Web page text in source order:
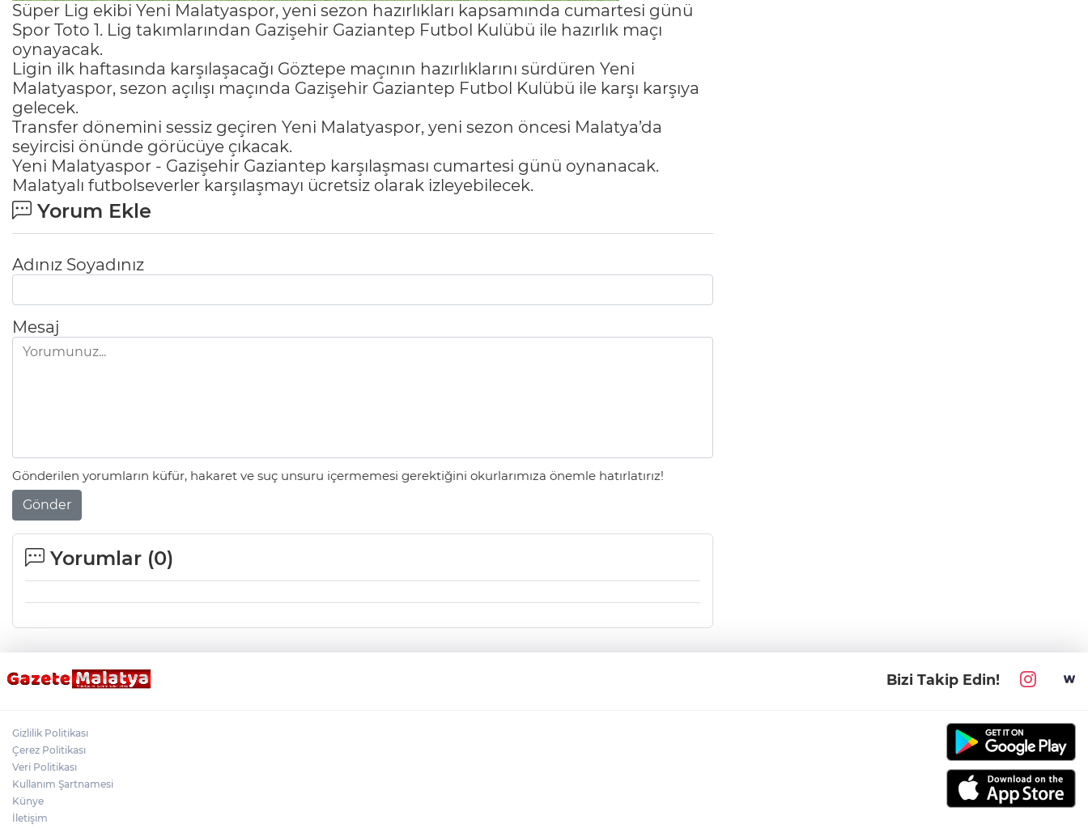
Süper Lig ekibi Yeni Malatyaspor, yeni sezon hazırlıkları kapsamında cumartesi günü
Spor Toto 1. Lig takımlarından Gazişehir Gaziantep Futbol Kulübü ile hazırlık maçı
oynayacak.
Ligin ilk haftasında karşılaşacağı Göztepe maçının hazırlıklarını sürdüren Yeni
Malatyaspor, sezon açılışı maçında Gazişehir Gaziantep Futbol Kulübü ile karşı karşıya
gelecek.
Transfer dönemini sessiz geçiren Yeni Malatyaspor, yeni sezon öncesi Malatya’da
seyircisi önünde görücüye çıkacak.
Yeni Malatyaspor - Gazişehir Gaziantep karşılaşması cumartesi günü oynanacak.
Malatyalı futbolseverler karşılaşmayı ücretsiz olarak izleyebilecek.
Yorum Ekle
Adınız Soyadınız
Mesaj
Gönderilen yorumların küfür, hakaret ve suç unsuru içermemesi gerektiğini okurlarımıza önemle hatırlatırız!
Gönder
Yorumlar (0)
Bizi Takip Edin!
Gizlilik Politikası
Çerez Politikası
Veri Politikası
Kullanım Şartnamesi
Künye
İletişim